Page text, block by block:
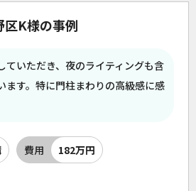
区K様の事例
ていただき、夜のライティングも含
ます。特に門柱まわりの高級感に感
費用 182万円